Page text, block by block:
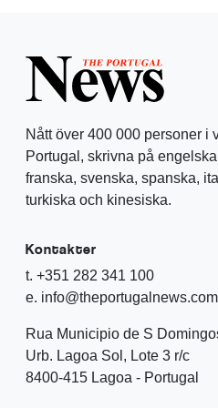
Nått över 400 000 personer i
Portugal, skrivna på
franska, svenska, spanska,
turkiska och kinesiska.
Kontakter
t. +351 282 341 100
e. info@theportugalnews.com
Rua Municipio de S
Urb. Lagoa Sol, Lote 3 r/c
8400-415 Lagoa - Portugal